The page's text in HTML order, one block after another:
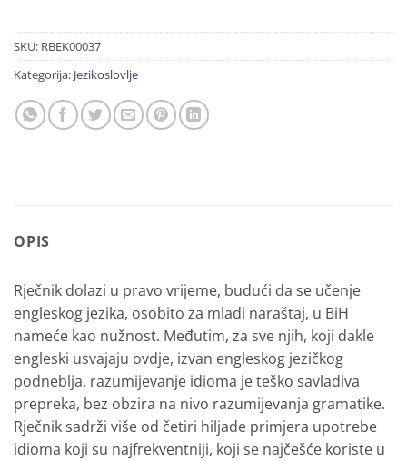
SKU: RBEK00037
Kategorija: Jezikoslovlje
OPIS
Rječnik dolazi u pravo vrijeme, budući da se učenje
engleskog jezika, osobito za mladi naraštaj, u BiH
nameće kao nužnost. Međutim, za sve njih, koji dakle
engleski usvajaju ovdje, izvan engleskog jezičkog
podneblja, razumijevanje idioma je teško savladiva
prepreka, bez obzira na nivo razumijevanja gramatike.
Rječnik sadrži više od četiri hiljade primjera upotrebe
idioma koji su najfrekventniji, koji se najčešće koriste u